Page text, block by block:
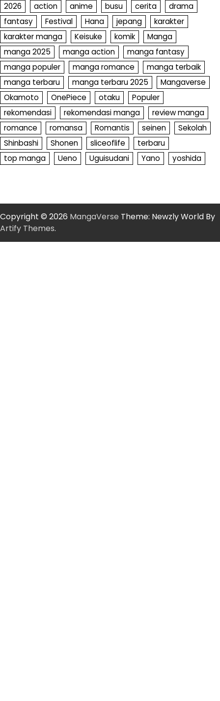
2026 action anime busu cerita
drama
fantasy
Festival Hana jepang
karakter
karakter manga
Keisuke komik
Manga
manga 2025
manga action
manga fantasy
manga populer
manga romance
manga terbaik
manga terbaru
manga terbaru 2025
Mangaverse
Okamoto
OnePiece otaku
Populer
rekomendasi
rekomendasi manga
review manga
romance
romansa Romantis seinen
Sekolah
Shinbashi
Shonen sliceoflife
terbaru
top manga
Ueno Uguisudani Yano yoshida
Copyright © 2026 MangaVerse Theme: Newzly World By
Artify Themes.